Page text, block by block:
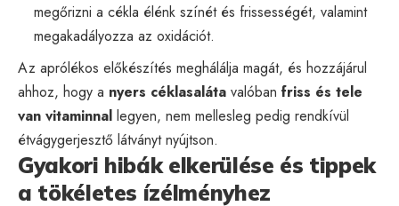
megőrizni a cékla élénk színét és frissességét, valamint
megakadályozza az oxidációt.
Az aprólékos előkészítés meghálálja magát, és hozzájárul
ahhoz, hogy a nyers céklasaláta valóban friss és tele
van vitaminnal legyen, nem mellesleg pedig rendkívül
étvágygerjesztő látványt nyújtson.
Gyakori hibák elkerülése és tippek
a tökéletes ízélményhez